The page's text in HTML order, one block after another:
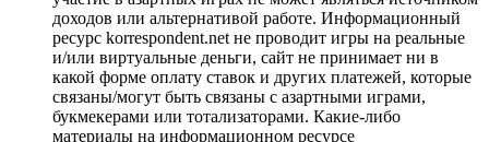
доходов или альтернативой работе. Информационный
ресурс korrespondent.net не проводит игры на реальные
и/или виртуальные деньги, сайт не принимает ни в
какой форме оплату ставок и других платежей, которые
связаны/могут быть связаны с азартными играми,
букмекерами или тотализаторами. Какие-либо
материалы на информационном ресурсе